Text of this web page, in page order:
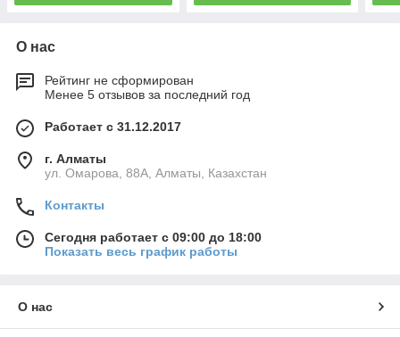
О нас
Рейтинг не сформирован
Менее 5 отзывов за последний год
Работает с 31.12.2017
г. Алматы
ул. Омарова, 88А, Алматы, Казахстан
Контакты
Сегодня работает с 09:00 до 18:00
Показать весь график работы
О нас